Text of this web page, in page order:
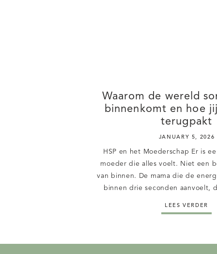
Waarom de wereld
binnenkomt en hoe
terugpakt
JANUARY 5, 2026
HSP en het Moederschap Er is
moeder die alles voelt. Niet een
van binnen. De mama die de
binnen drie seconden aanvoelt,
eerste geluid, die spanning
LEES VERDER